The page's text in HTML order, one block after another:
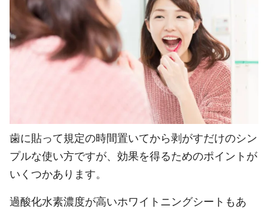
歯に貼って規定の時間置いてから剥がすだけのシン
プルな使い方ですが、効果を得るためのポイントが
いくつかあります。
過酸化水素濃度が高いホワイトニングシートもあ